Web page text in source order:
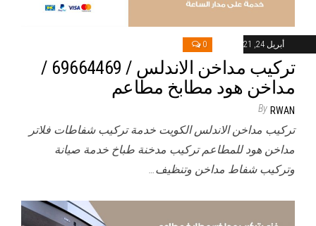
أبريل 24, 2021 0
تركيب مداخن الاندلس / 69664469 /
مداخن هود مطابخ مطاعم
By RWAN
تركيب مداخن الاندلس الكويت خدمة تركيب شفاطات فلاتر
مداخن هود للمطاعم تركيب مدخنة طباخ خدمة صيانة
وتركيب شفاط مداخن وتنظيف…